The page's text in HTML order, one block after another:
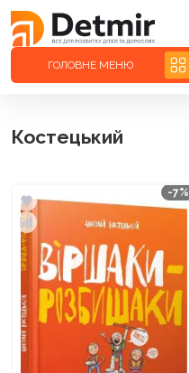
ГОЛОВНЕ МЕНЮ
Костецький
-7%